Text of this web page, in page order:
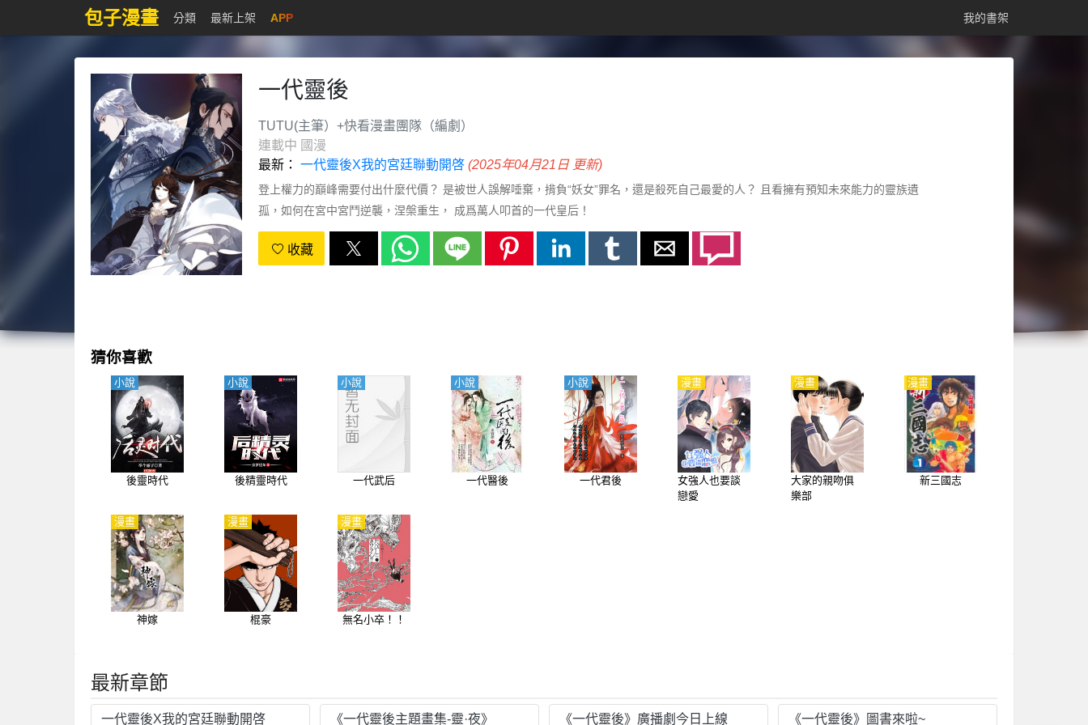
包子漫畫 分類 最新上架 APP 我的書架
一代靈後
TUTU(主筆）+快看漫畫團隊（編劇）
連載中 國漫
最新： 一代靈後X我的宮廷聯動開啓 (2025年04月21日 更新)
登上權力的巔峰需要付出什麼代價？ 是被世人誤解唾棄，揹負“妖女”罪名，還是殺死自己最愛的人？ 且看擁有預知未來能力的靈族遺
孤，如何在宮中宮鬥逆襲，涅槃重生， 成爲萬人叩首的一代皇后！
收藏
猜你喜歡
後靈時代
小說
後精靈時代
小說
一代武后
小說
一代醫後
小說
一代君後
小說
女強人也要談
戀愛
漫畫
大家的親吻俱
樂部
漫畫
新三國志
漫畫
神嫁
漫畫
棍豪
漫畫
無名小卒！！
漫畫
最新章節
一代靈後X我的宮廷聯動開啓 《一代靈後主題畫集-靈·夜》 《一代靈後》廣播劇今日上線 《一代靈後》圖書來啦~